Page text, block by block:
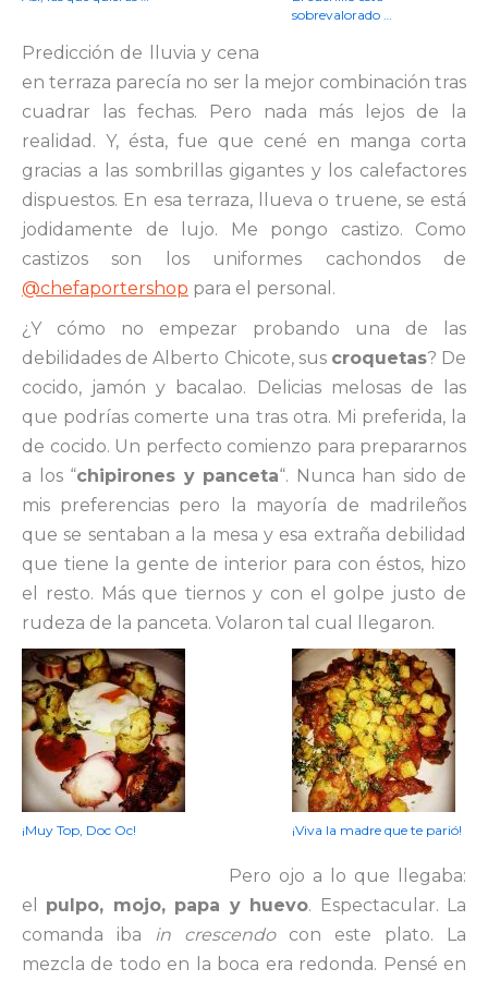
sobrevalorado …
Predicción de lluvia y cena
en terraza parecía no ser la mejor combinación tras
cuadrar las fechas. Pero nada más lejos de la
realidad. Y, ésta, fue que cené en manga corta
gracias a las sombrillas gigantes y los calefactores
dispuestos. En esa terraza, llueva o truene, se está
jodidamente de lujo. Me pongo castizo. Como
castizos son los uniformes cachondos de
@chefaportershop para el personal.
¿Y cómo no empezar probando una de las
debilidades de Alberto Chicote, sus croquetas? De
cocido, jamón y bacalao. Delicias melosas de las
que podrías comerte una tras otra. Mi preferida, la
de cocido. Un perfecto comienzo para prepararnos
a los “chipirones y panceta“. Nunca han sido de
mis preferencias pero la mayoría de madrileños
que se sentaban a la mesa y esa extraña debilidad
que tiene la gente de interior para con éstos, hizo
el resto. Más que tiernos y con el golpe justo de
rudeza de la panceta. Volaron tal cual llegaron.
¡Muy Top, Doc Oc! ¡Viva la madre que te parió!
Pero ojo a lo que llegaba:
el pulpo, mojo, papa y huevo. Espectacular. La
comanda iba
in crescendocon este plato. La
mezcla de todo en la boca era redonda. Pensé en